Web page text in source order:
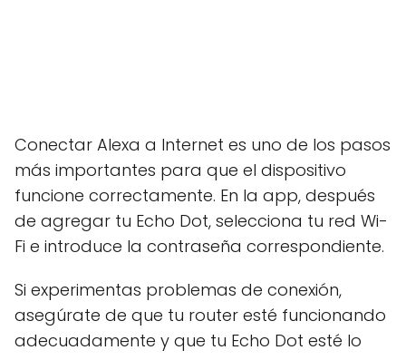
Conectar Alexa a Internet es uno de los pasos
más importantes para que el dispositivo
funcione correctamente. En la app, después
de agregar tu Echo Dot, selecciona tu red Wi-
Fi e introduce la contraseña correspondiente.
Si experimentas problemas de conexión,
asegúrate de que tu router esté funcionando
adecuadamente y que tu Echo Dot esté lo